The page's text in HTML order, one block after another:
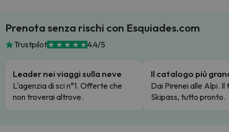
Prenota senza rischi con Esquiades.com
Trustpilot 4.4/5
Leader nei viaggi sulla neve
L'agenzia di sci n°1. Offerte che
non troverai altrove.
Il catalogo più
Dai Pirenei alle Alpi. Il
Skipass, tutto pronto.